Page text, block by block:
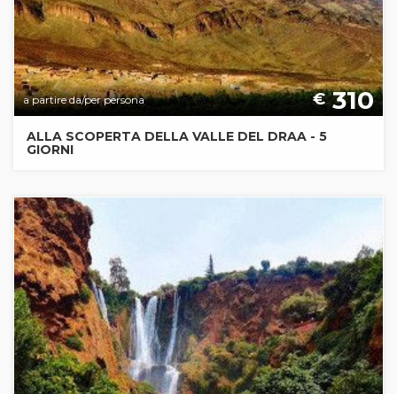
a partire da/per persona € 310
ALLA SCOPERTA DELLA VALLE DEL DRAA - 5
GIORNI